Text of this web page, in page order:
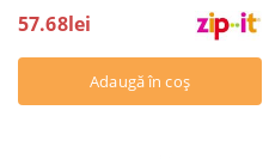
57.68lei